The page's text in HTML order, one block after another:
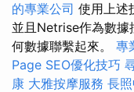
的專業公司 使用上述
並且Netrise作為數據
何數據聯繫起來。 專
Page SEO優化技巧
康 大雅按摩服務 長